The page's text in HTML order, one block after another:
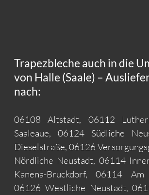
Trapezbleche auch in die
von Halle (Saale) –
nach:
06108 Altstadt, 06112
Saaleaue, 06124 Südliche
Dieselstraße, 06126
Nördliche Neustadt, 06114
Kanena-Bruckdorf, 06114 Am
06126 Westliche Neustadt,